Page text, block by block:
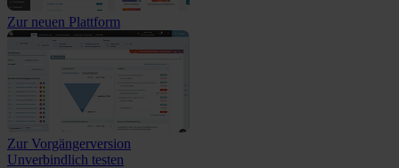
Zur neuen Plattform
Zur Vorgängerversion
Unverbindlich testen